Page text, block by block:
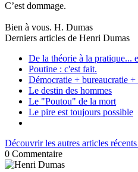
C’est dommage.
Bien à vous. H. Dumas
Derniers articles de Henri Dumas
De la théorie à la pratique...
Poutine : c'est fait.
Démocratie + bureaucratie
Le destin des hommes
Le "Poutou" de la mort
Le pire est toujours possible
Découvrir les autres articles
0 Commentaire